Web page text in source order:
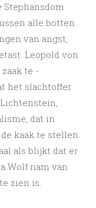
Stephansdom
alle botten
van angst,
­Leopold von
zaak te
het slachtoffer
dat in
kaak te stellen.
als blijkt dat er
Wolf nam van
zien is.